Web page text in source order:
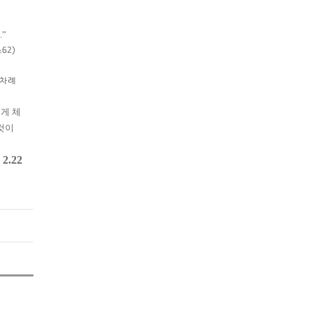
62)
례
체
이
2.22